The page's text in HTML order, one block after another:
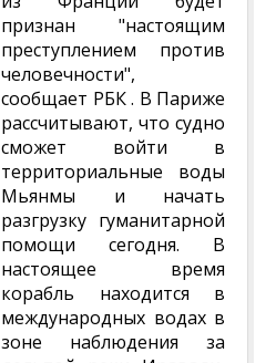
признан "настоящим
преступлением против
человечности",
сообщает РБК . В Париже
рассчитывают, что судно
сможет войти в
территориальные воды
Мьянмы и начать
разгрузку гуманитарной
помощи сегодня. В
настоящее время
корабль находится в
международных водах в
зоне наблюдения за